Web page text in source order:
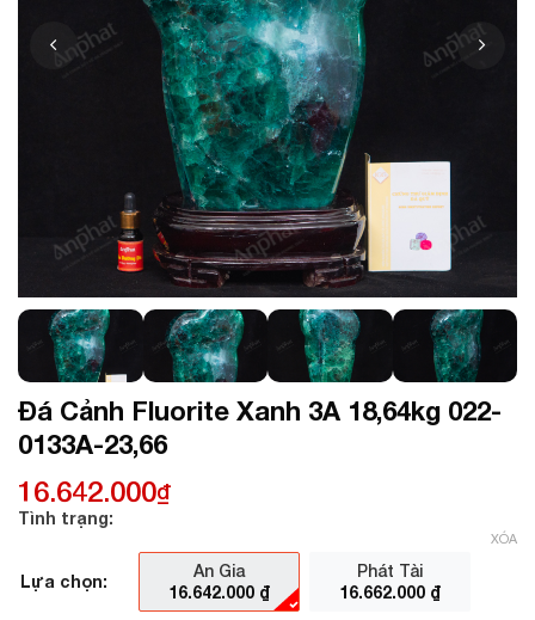
Đá Cảnh Fluorite Xanh 3A 18,64kg 022-
0133A-23,66
16.642.000₫
Tình trạng:
Lựa chọn:
An Gia
16.642.000 ₫
Phát Tài
16.662.000 ₫
XÓA